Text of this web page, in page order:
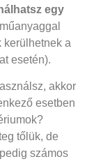
egy
kerülhetnek a
esetén).
akkor
esetben
tőlük, de
számos